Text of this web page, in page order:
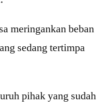
meringankan beban
sedang tertimpa
pihak yang sudah